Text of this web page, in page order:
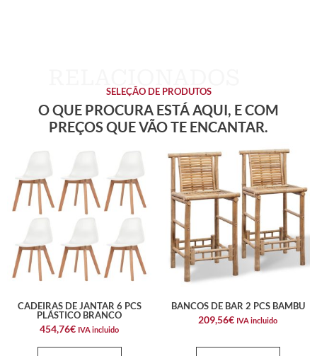
SELEÇÃO DE PRODUTOS
O QUE PROCURA ESTÁ AQUI, E COM
PREÇOS QUE VÃO TE ENCANTAR.
CADEIRAS DE JANTAR 6 PCS
PLÁSTICO BRANCO
454,76€ IVA incluido
BANCOS DE BAR 2 PCS BAMBU
209,56€ IVA incluido